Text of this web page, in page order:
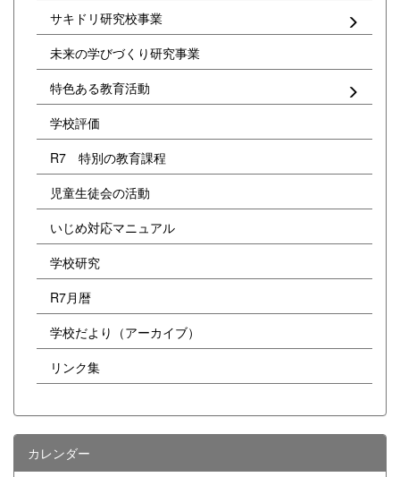
サキドリ研究校事業
未来の学びづくり研究事業
特色ある教育活動
学校評価
R7 特別の教育課程
児童生徒会の活動
いじめ対応マニュアル
学校研究
R7月暦
学校だより（アーカイブ）
リンク集
カレンダー